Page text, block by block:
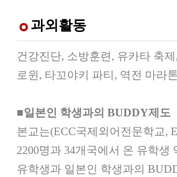
과외활동
건강진단, 소방훈련, 유카타 축
로윈, 타꼬야키 파티, 역전 마라
■일본인 학생과의 BUDDY제도
본교는(ECC국제외어전문학교,
2200명과 34개국에서 온 유학생
유학생과 일본인 학생과의